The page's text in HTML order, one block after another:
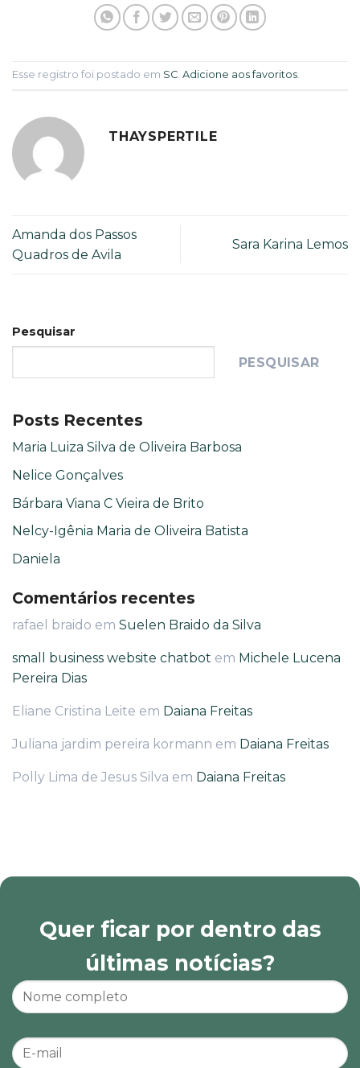
Esse registro foi postado em SC Adicione aos favoritos
THAYSPERTILE
Amanda dos Passos
Quadros de Avila
Sara Karina Lemos
Pesquisar
PESQUISAR
Posts Recentes
Maria Luiza Silva de Oliveira Barbosa
Nelice Gonçalves
Bárbara Viana C Vieira de Brito
Nelcy-Igênia Maria de Oliveira Batista
Daniela
Comentários recentes
rafael braido em Suelen Braido da Silva
small business website chatbot em Michele Lucena
Pereira Dias
Eliane Cristina Leite em Daiana Freitas
Juliana jardim pereira kormann em Daiana Freitas
Polly Lima de Jesus Silva em Daiana Freitas
Quer ficar por dentro das
últimas notícias?